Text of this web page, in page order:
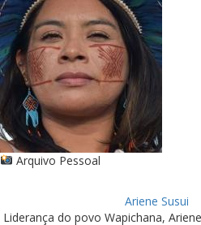
Arquivo Pessoal
Ariene Susui
Liderança do povo Wapichana,